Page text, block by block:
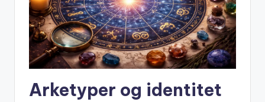
Arketyper og identitet